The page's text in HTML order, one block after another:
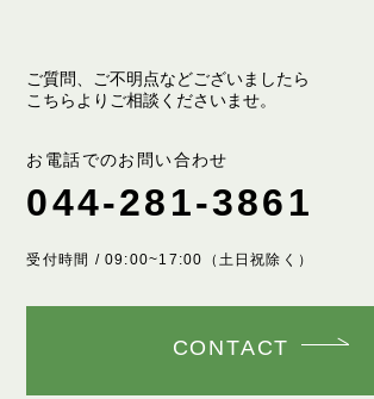
ご質問、ご不明点などございましたら
こちらよりご相談くださいませ。
お電話でのお問い合わせ
044-281-3861
受付時間 / 09:00~17:00（土日祝除く）
CONTACT